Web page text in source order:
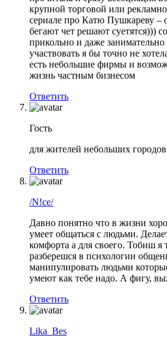
крупной торговой или
сериале про Катю Пушкареву –
бегают чет решают суетятся)))
прикольно и даже
участвовать я бы точно не
есть небольшие фирмы и
жизнь частным бизнесом
Ответить
Гость
для жителей небольших
Ответить
/N!ce/
Давно понятно что в жизни
умеет общаться с людьми.
комфорта а для своего. Тобиш я
разберешся в психологии
манипулировать людьми
умеют как тебе надо. А фигу,
Ответить
Lika_Bes